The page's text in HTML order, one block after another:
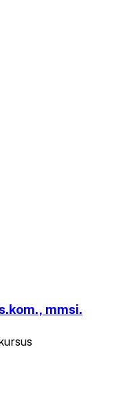
mmsi.
kursus